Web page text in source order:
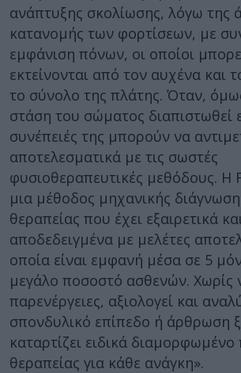
ανάπτυξης σκολίωσης, λόγω της
κατανομής των φορτίσεων, με
εμφάνιση πόνων, οι οποίοι
εκτείνονται από τον αυχένα και
το σύνολο της πλάτης. Όταν,
στάση του σώματος διαπιστωθεί
συνέπειές της μπορούν να
αποτελεσματικά με τις σωστές
φυσιοθεραπευτικές μεθόδους. Η
μια μέθοδος μηχανικής
θεραπείας που έχει εξαιρετικά και
αποδεδειγμένα με μελέτες
οποία είναι εμφανή μέσα σε 5
μεγάλο ποσοστό ασθενών. Χωρίς
παρενέργειες, αξιολογεί και
σπονδυλικό επίπεδο ή άρθρωση
καταρτίζει ειδικά
θεραπείας για κάθε ανάγκη».